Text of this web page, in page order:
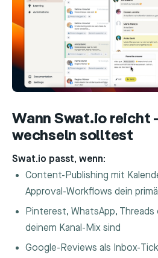
Wann Swat.io reicht
wechseln solltest
Swat.io passt, wenn:
Content-Publishing mit
Approval-Workflows dein
Pinterest, WhatsApp,
deinem Kanal-Mix sind
Google-Reviews als Inbox-